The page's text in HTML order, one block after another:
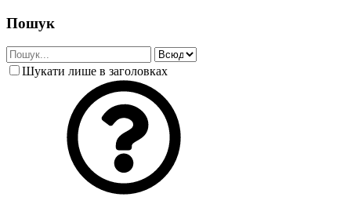
Пошук
Шукати лише в заголовках